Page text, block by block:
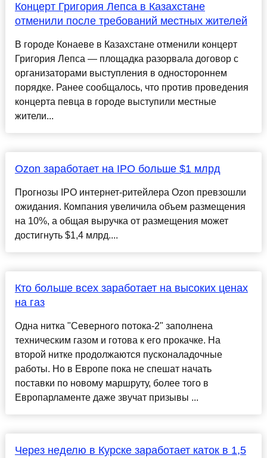
Концерт Григория Лепса в Казахстане
отменили после требований местных жителей
В городе Конаеве в Казахстане отменили концерт
Григория Лепса — площадка разорвала договор с
организаторами выступления в одностороннем
порядке. Ранее сообщалось, что против проведения
концерта певца в городе выступили местные
жители...
Ozon заработает на IPO больше $1 млрд
Прогнозы IPO интернет-ритейлера Ozon превзошли
ожидания. Компания увеличила объем размещения
на 10%, а общая выручка от размещения может
достигнуть $1,4 млрд....
Кто больше всех заработает на высоких ценах
на газ
Одна нитка "Северного потока-2" заполнена
техническим газом и готова к его прокачке. На
второй нитке продолжаются пусконаладочные
работы. Но в Европе пока не спешат начать
поставки по новому маршруту, более того в
Европарламенте даже звучат призывы ...
Через неделю в Курске заработает каток в 1,5